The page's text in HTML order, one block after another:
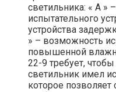
светильника: « A »
испытательного
устройства
» – возможность
повышенной
22-9 требует,
светильник имел
которое